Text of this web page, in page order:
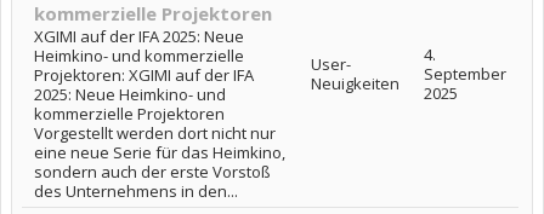
kommerzielle Projektoren
XGIMI auf der IFA 2025: Neue
Heimkino- und kommerzielle
Projektoren: XGIMI auf der IFA
2025: Neue Heimkino- und
kommerzielle Projektoren
Vorgestellt werden dort nicht nur
eine neue Serie für das Heimkino,
sondern auch der erste Vorstoß
des Unternehmens in den...
User-
Neuigkeiten
4.
September
2025